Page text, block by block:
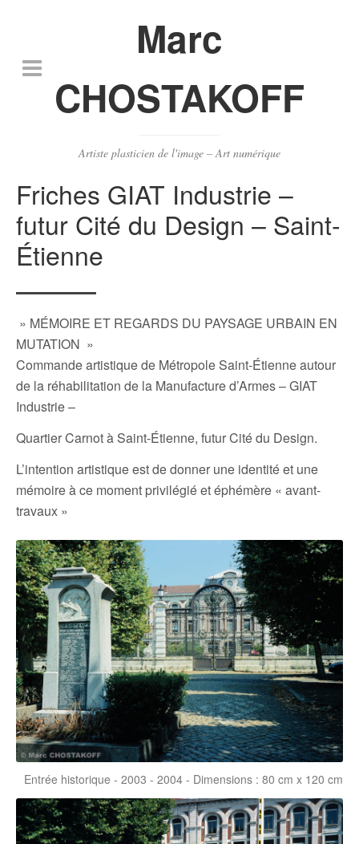
Marc
CHOSTAKOFF
Artiste plasticien de l'image – Art numérique
Friches GIAT Industrie –
futur Cité du Design – Saint-
Étienne
» MÉMOIRE ET REGARDS DU PAYSAGE URBAIN EN
MUTATION »
Commande artistique de Métropole Saint-Étienne autour
de la réhabilitation de la Manufacture d’Armes – GIAT
Industrie –
Quartier Carnot à Saint-Étienne, futur Cité du Design.
L’intention artistique est de donner une identité et une
mémoire à ce moment privilégié et éphémère « avant-
travaux »
Entrée historique - 2003 - 2004 - Dimensions : 80 cm x 120 cm